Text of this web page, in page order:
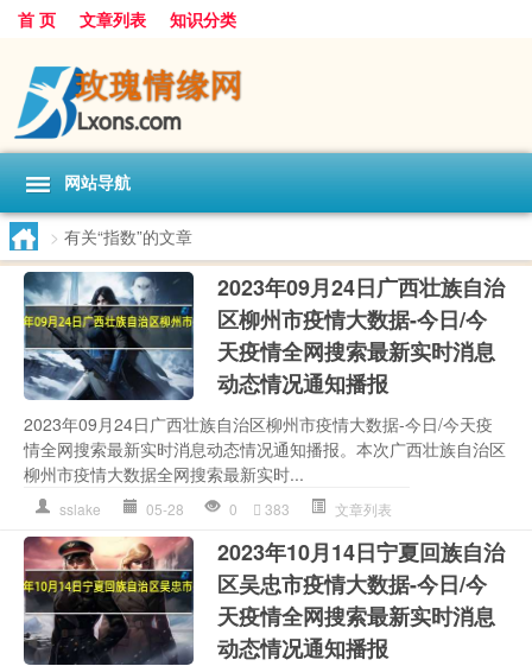
首 页 文章列表 知识分类
网站导航
> 有关“指数”的文章
2023年09月24日广西壮族自治
区柳州市疫情大数据-今日/今
天疫情全网搜索最新实时消息
动态情况通知播报
2023年09月24日广西壮族自治区柳州市疫情大数据-今日/今天疫
情全网搜索最新实时消息动态情况通知播报。本次广西壮族自治区
柳州市疫情大数据全网搜索最新实时...
sslake 05-28 0 383 文章列表
2023年10月14日宁夏回族自治
区吴忠市疫情大数据-今日/今
天疫情全网搜索最新实时消息
动态情况通知播报